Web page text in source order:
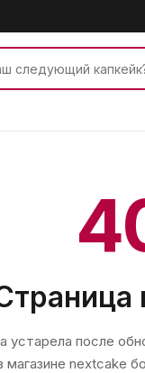
устарела после
магазине nextcake